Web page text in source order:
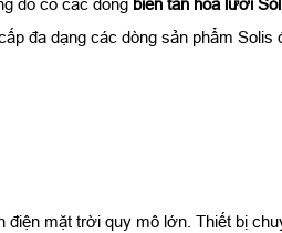
đa dạng các dòng sản phẩm Solis
điện mặt trời quy mô lớn. Thiết bị